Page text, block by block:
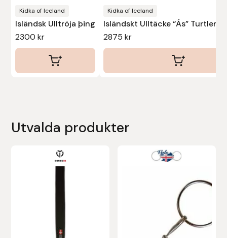
Kidka of Iceland
Isländsk Ulltröja þing
2300kr
produktsidan
Kidka of Iceland
Isländskt Ulltäcke “Ás”
2875kr
Utvalda produkter